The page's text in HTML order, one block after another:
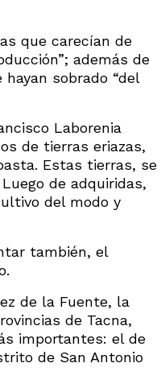
que carecían de
además de
sobrado “del
Laborenia
de tierras eriazas,
Estas tierras, se
de adquiridas,
del modo y
también, el
de la Fuente, la
de Tacna,
importantes: el de
de San Antonio